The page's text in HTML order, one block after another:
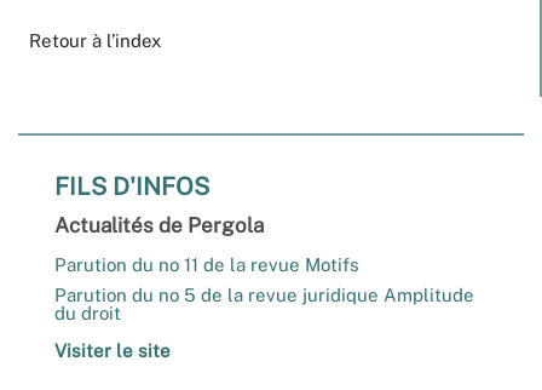
Retour à l’index
FILS D'INFOS
Actualités de Pergola
Parution du no 11 de la revue Motifs
Parution du no 5 de la revue juridique Amplitude
du droit
Visiter le site